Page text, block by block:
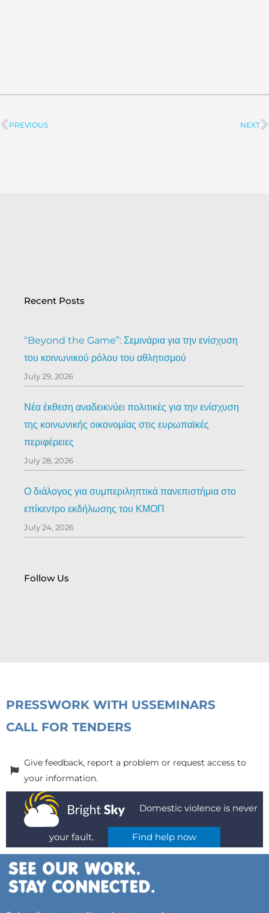
Prev
PREVIOUS NEXT
Recent Posts
“Beyond the Game”: Σεμινάρια για την ενίσχυση
του κοινωνικού ρόλου του αθλητισμού
July 29, 2026
Νέα έκθεση αναδεικνύει πολιτικές για την ενίσχυση
της κοινωνικής οικονομίας στις ευρωπαϊκές
περιφέρειες
July 28, 2026
Ο διάλογος για συμπεριληπτικά πανεπιστήμια στο
επίκεντρο εκδήλωσης του ΚΜΟΠ
July 24, 2026
Follow Us
PRESSWORK WITH USSEMINARS
CALL FOR TENDERS
Give feedback, report a problem or request access to
your information.
Domestic violence is never
your fault. Find help now